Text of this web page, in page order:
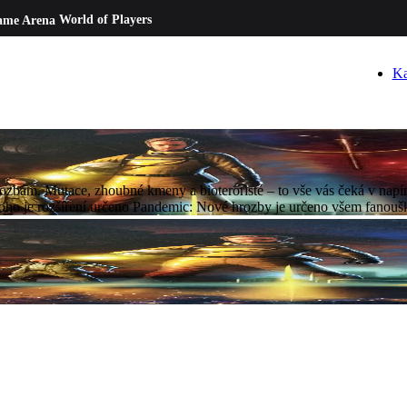
Arena World of Players
Mutace, zhoubné kmeny a bioteroristé – to vše vás čeká v
je rozšíření určeno Pandemic: Nové hrozby je určeno všem